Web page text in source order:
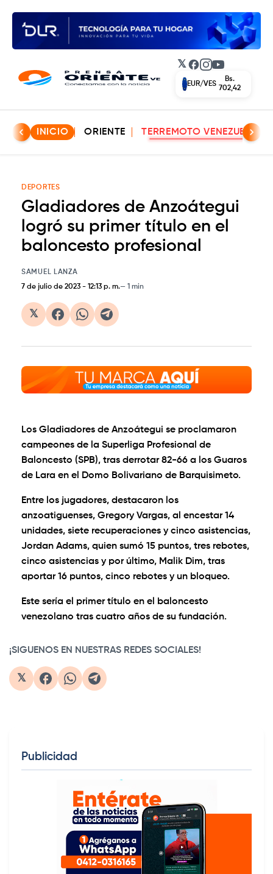
𝕏 Facebook
Instagram
YouTube
EUR/VES
Bs.
702,42
INICIO ORIENTE TERREMOTO VENEZUELA
DEPORTES
Gladiadores de Anzoátegui
logró su primer título en el
baloncesto profesional
SAMUEL LANZA
7 de julio de 2023 - 12:13 p. m. 1 min
𝕏
Los Gladiadores de Anzoátegui se proclamaron
campeones de la Superliga Profesional de
Baloncesto (SPB), tras derrotar 82-66 a los Guaros
de Lara en el Domo Bolivariano de Barquisimeto.
Entre los jugadores, destacaron los
anzoatiguenses, Gregory Vargas, al encestar 14
unidades, siete recuperaciones y cinco asistencias,
Jordan Adams, quien sumó 15 puntos, tres rebotes,
cinco asistencias y por último, Malik Dim, tras
aportar 16 puntos, cinco rebotes y un bloqueo.
Este sería el primer título en el baloncesto
venezolano tras cuatro años de su fundación.
¡SIGUENOS EN NUESTRAS REDES SOCIALES!
𝕏
Publicidad